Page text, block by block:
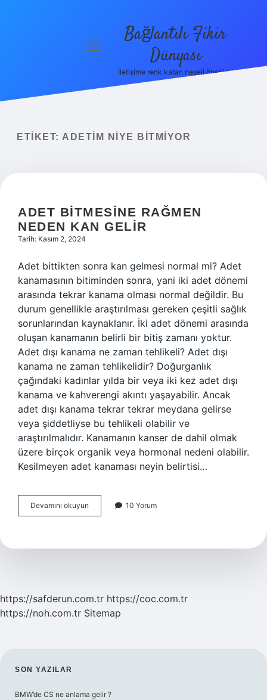
menüyü
Bağlantılı Fikir
Dünyası
İletişime renk katan neşeli öneriler!
ETIKET: ADETIM NIYE BITMIYOR
ADET BITMESINE RAĞMEN
NEDEN KAN GELIR
Tarih: Kasım 2, 2024
Adet bittikten sonra kan gelmesi normal mi? Adet
kanamasının bitiminden sonra, yani iki adet dönemi
arasında tekrar kanama olması normal değildir. Bu
durum genellikle araştırılması gereken çeşitli sağlık
sorunlarından kaynaklanır. İki adet dönemi arasında
oluşan kanamanın belirli bir bitiş zamanı yoktur.
Adet dışı kanama ne zaman tehlikeli? Adet dışı
kanama ne zaman tehlikelidir? Doğurganlık
çağındaki kadınlar yılda bir veya iki kez adet dışı
kanama ve kahverengi akıntı yaşayabilir. Ancak
adet dışı kanama tekrar tekrar meydana gelirse
veya şiddetliyse bu tehlikeli olabilir ve
araştırılmalıdır. Kanamanın kanser de dahil olmak
üzere birçok organik veya hormonal nedeni olabilir.
Kesilmeyen adet kanaması neyin belirtisi…
Devamını okuyun
Bitmesine
Kan
10 Yorum
https://safderun.com.tr https://coc.com.tr
https://noh.com.tr Sitemap
SIDEBAR
SON YAZILAR
BMW’de CS ne anlama gelir ?